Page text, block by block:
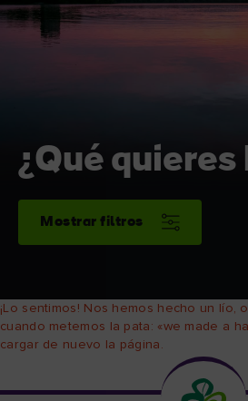
¿Qué quieres
Mostrar filtros
¡Lo sentimos! Nos hemos hecho un lío,
cuando metemos la pata: «we made a
cargar de nuevo la página.